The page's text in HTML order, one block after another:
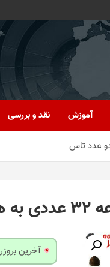
آموزش نقد و بررسی
آخرین